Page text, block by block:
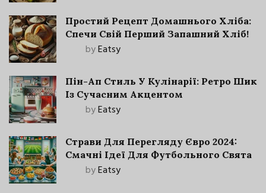
Простий Рецепт Домашнього Хліба:
Спечи Свій Перший Запашний Хліб!
byEatsy
Пін-Ап Стиль У Кулінарії: Ретро Шик
Із Сучасним Акцентом
byEatsy
Страви Для Перегляду Євро 2024:
Смачні Ідеї Для Футбольного Свята
byEatsy